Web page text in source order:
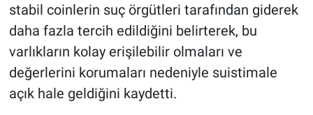
stabil coinlerin suç örgütleri tarafından giderek
daha fazla tercih edildiğini belirterek, bu
varlıkların kolay erişilebilir olmaları ve
değerlerini korumaları nedeniyle suistimale
açık hale geldiğini kaydetti.